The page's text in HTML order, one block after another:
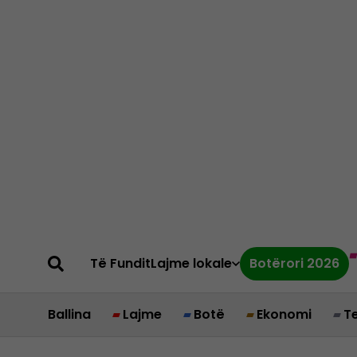
Të FunditLajme lokale Botërori 2026
Ballina Lajme Botë Ekonomi